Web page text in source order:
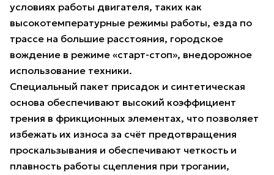
условиях работы двигателя, таких как
высокотемпературные режимы работы, езда по
трассе на большие расстояния, городское
вождение в режиме «старт-стоп», внедорожное
использование техники.
Специальный пакет присадок и синтетическая
основа обеспечивают высокий коэффициент
трения в фрикционных элементах, что позволяет
избежать их износа за счёт предотвращения
проскальзывания и обеспечивают четкость и
плавность работы сцепления при трогании,